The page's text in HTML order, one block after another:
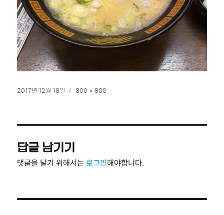
작
2017년 12월 18일
전
800 × 800
답글 남기기
댓글을 달기 위해서는로그인해야합니다.